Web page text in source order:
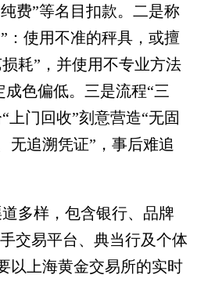
费”等名目扣款。二是称
：使用不准的秤具，或擅
耗”，并使用不专业方法
色偏低。三是流程“三
上门回收”刻意营造“无固
无追溯凭证”，事后难追
多样，包含银行、品牌
交易平台、典当行及个体
以上海黄金交易所的实时